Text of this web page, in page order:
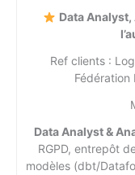
Data
Ref clients :
Fédération
Data Analyst &
RGPD, entrepôt
modèles (dbt/